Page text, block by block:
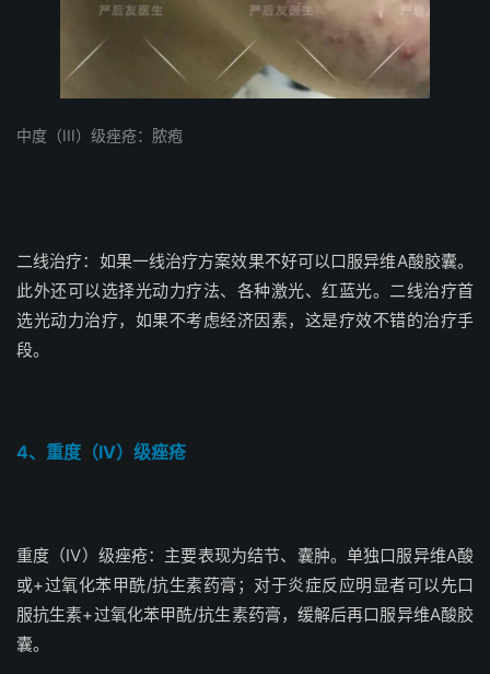
中度（III）级痤疮：脓疱
二线治疗：如果一线治疗方案效果不好可以口服异维A酸胶囊。
此外还可以选择光动力疗法、各种激光、红蓝光。二线治疗首
选光动力治疗，如果不考虑经济因素，这是疗效不错的治疗手
段。
4、重度（IV）级痤疮
重度（IV）级痤疮：主要表现为结节、囊肿。单独口服异维A酸
或+过氧化苯甲酰/抗生素药膏；对于炎症反应明显者可以先口
服抗生素+过氧化苯甲酰/抗生素药膏，缓解后再口服异维A酸胶
囊。